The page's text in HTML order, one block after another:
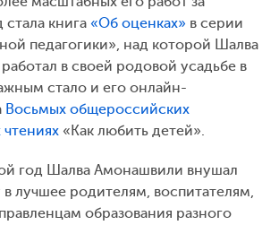
книга «Об оценках» в серии
педагогики», над которой Шалва
в своей родовой усадьбе в
стало и его онлайн-
Восьмых общероссийских
чтениях «Как любить детей».
год Шалва Амонашвили внушал
лучшее родителям, воспитателям,
образования разного